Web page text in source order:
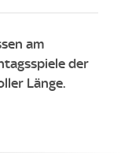
am
der
Länge.